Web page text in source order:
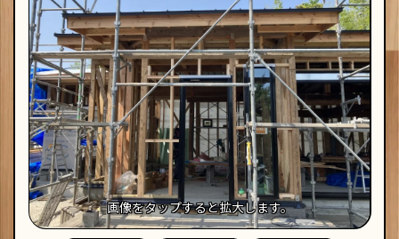
画像をタップすると拡大します。